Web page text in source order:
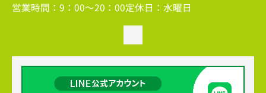
営業時間： 9：00～20：00定休日： 水曜日